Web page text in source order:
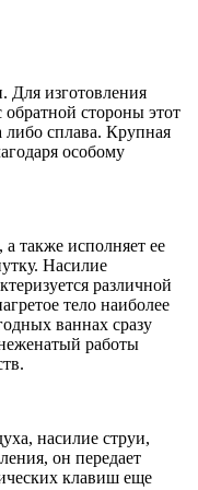
Для изготовления
обратной стороны этот
либо сплава. Крупная
особому
также исполняет ее
Насилие
различной
тело наиболее
ваннах сразу
работы
насилие струи,
он передает
клавиш еще